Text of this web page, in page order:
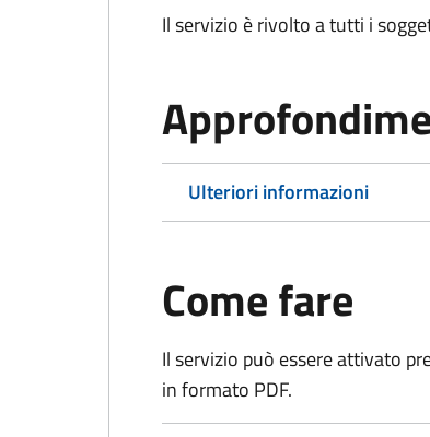
Il servizio è rivolto a tutti i
Ulteriori informazioni
Come fare
Il servizio può essere attivato
in formato PDF.